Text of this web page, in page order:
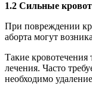
1.2 Сильные
При повреждении
aбopта могут
Такие кровотечения
лечения. Часто
необходимо